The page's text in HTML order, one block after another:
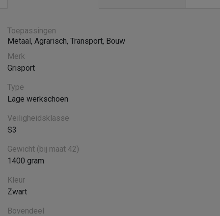
Toepassingen
Metaal, Agrarisch, Transport, Bouw
Merk
Grisport
Type
Lage werkschoen
Veiligheidsklasse
S3
Gewicht (bij maat 42)
1400 gram
Kleur
Zwart
Bovendeel